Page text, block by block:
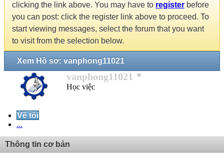
clicking the link above. You may have to register before
you can post: click the register link above to proceed. To
start viewing messages, select the forum that you want
to visit from the selection below.
Xem Hồ sơ: vanphong11021
vanphong11021
Học việc
Về tôi
...
Thông tin cơ bản